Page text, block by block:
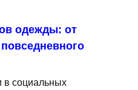
одежды: от
в социальных